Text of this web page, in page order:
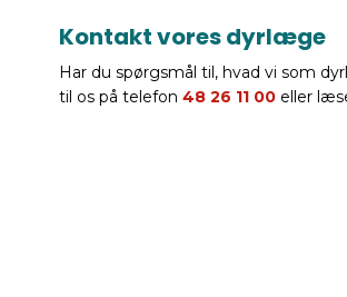
Kontakt vores dyrlæge
Har du spørgsmål til, hvad vi som
til os på telefon 48 26 11 00eller